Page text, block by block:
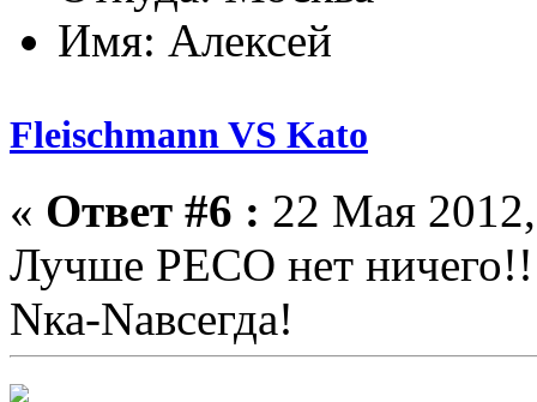
Имя: Алексей
Fleischmann VS Kato
« Ответ #6 : 22 Мая
Лучше PECO нет
Nка-Nавсегда!